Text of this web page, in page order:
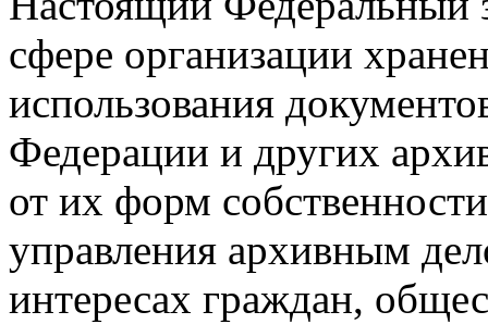
сфере организации
использования
Федерации и других
от их форм
управления архивным
интересах граждан,